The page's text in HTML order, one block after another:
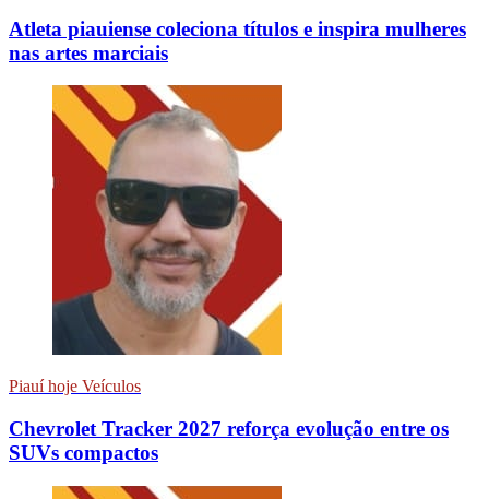
Atleta piauiense coleciona títulos e inspira mulheres
nas artes marciais
Piauí hoje Veículos
Chevrolet Tracker 2027 reforça evolução entre os
SUVs compactos